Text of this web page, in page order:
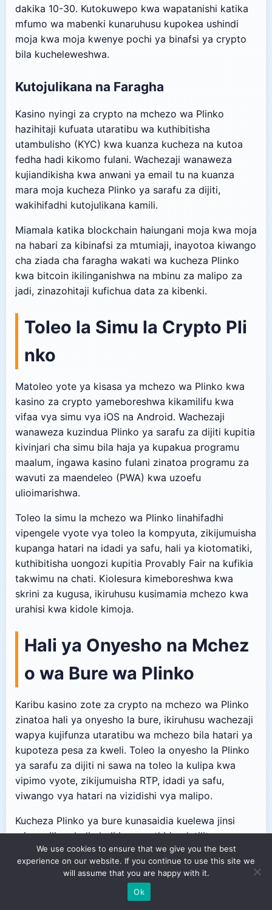
dakika 10-30. Kutokuwepo kwa wapatanishi katika
mfumo wa mabenki kunaruhusu kupokea ushindi
moja kwa moja kwenye pochi ya binafsi ya crypto
bila kucheleweshwa.
Kutojulikana na Faragha
Kasino nyingi za crypto na mchezo wa Plinko
hazihitaji kufuata utaratibu wa kuthibitisha
utambulisho (KYC) kwa kuanza kucheza na kutoa
fedha hadi kikomo fulani. Wachezaji wanaweza
kujiandikisha kwa anwani ya email tu na kuanza
mara moja kucheza Plinko ya sarafu za dijiti,
wakihifadhi kutojulikana kamili.
Miamala katika blockchain haiungani moja kwa moja
na habari za kibinafsi za mtumiaji, inayotoa kiwango
cha ziada cha faragha wakati wa kucheza Plinko
kwa bitcoin ikilinganishwa na mbinu za malipo za
jadi, zinazohitaji kufichua data za kibenki.
Toleo la Simu la Crypto Pli
nko
Matoleo yote ya kisasa ya mchezo wa Plinko kwa
kasino za crypto yameboreshwa kikamilifu kwa
vifaa vya simu vya iOS na Android. Wachezaji
wanaweza kuzindua Plinko ya sarafu za dijiti kupitia
kivinjari cha simu bila haja ya kupakua programu
maalum, ingawa kasino fulani zinatoa programu za
wavuti za maendeleo (PWA) kwa uzoefu
ulioimarishwa.
Toleo la simu la mchezo wa Plinko linahifadhi
vipengele vyote vya toleo la kompyuta, zikijumuisha
kupanga hatari na idadi ya safu, hali ya kiotomatiki,
kuthibitisha uongozi kupitia Provably Fair na kufikia
takwimu na chati. Kiolesura kimeboreshwa kwa
skrini za kugusa, ikiruhusu kusimamia mchezo kwa
urahisi kwa kidole kimoja.
Hali ya Onyesho na Mchez
o wa Bure wa Plinko
Karibu kasino zote za crypto na mchezo wa Plinko
zinatoa hali ya onyesho la bure, ikiruhusu wachezaji
wapya kujifunza utaratibu wa mchezo bila hatari ya
kupoteza pesa za kweli. Toleo la onyesho la Plinko
ya sarafu za dijiti ni sawa na toleo la kulipa kwa
vipimo vyote, zikijumuisha RTP, idadi ya safu,
viwango vya hatari na vizidishi vya malipo.
Kucheza Plinko ya bure kunasaidia kuelewa jinsi
mipangilio mbalimbali inavyoathiri volatility na
malipo yanayowezekana, kupima mikakati
mbalimbali ya usimamizi wa bankroll na kuzoea
kiolesura na vipengele vya toleo maalum la mchezo
kabla ya kuweka amana ya kweli.
We use cookies to ensure that we give you the best
experience on our website. If you continue to use this site we
will assume that you are happy with it.
Ok